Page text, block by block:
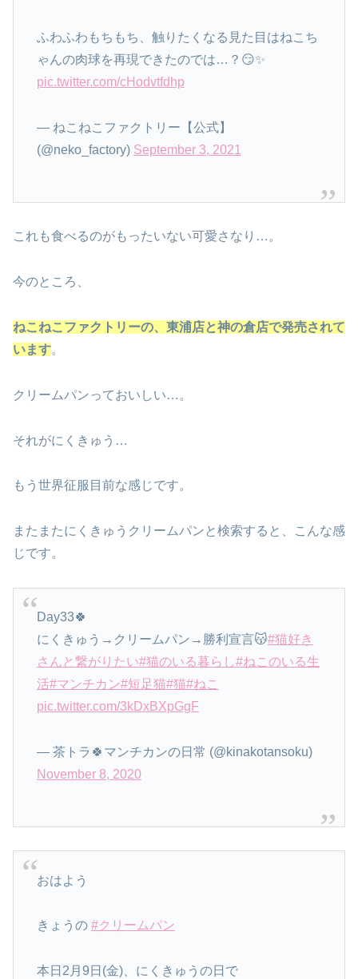
ふわふわもちもち、触りたくなる見た目はねこち
ゃんの肉球を再現できたのでは…？😏✨
pic.twitter.com/cHodvtfdhp
— ねこねこファクトリー【公式】
(@neko_factory) September 3, 2021
これも食べるのがもったいない可愛さなり…。
今のところ、
ねこねこファクトリーの、東浦店と神の倉店で発売されて
います。
クリームパンっておいしい…。
それがにくきゅう…
もう世界征服目前な感じです。
またまたにくきゅうクリームパンと検索すると、こんな感
じです。
Day33🍀
にくきゅう→クリームパン→勝利宣言😽#猫好き
さんと繋がりたい#猫のいる暮らし#ねこのいる生
活#マンチカン#短足猫#猫#ねこ
pic.twitter.com/3kDxBXpGgF
— 茶トラ🍀マンチカンの日常 (@kinakotansoku)
November 8, 2020
おはよう
きょうの #クリームパン
本日2月9日(金)、にくきゅうの日で